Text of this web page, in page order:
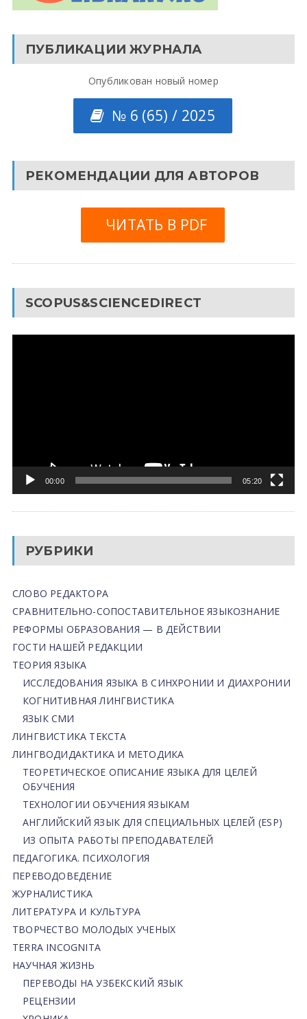
ПУБЛИКАЦИИ ЖУРНАЛА
Опубликован новый номер
№ 6 (65) / 2025
РЕКОМЕНДАЦИИ ДЛЯ АВТОРОВ
ЧИТАТЬ В PDF
SCOPUS&SCIENCEDIRECT
00:00 05:20
РУБРИКИ
СЛОВО РЕДАКТОРА
СРАВНИТЕЛЬНО-СОПОСТАВИТЕЛЬНОЕ ЯЗЫКОЗНАНИЕ
РЕФОРМЫ ОБРАЗОВАНИЯ — В ДЕЙСТВИИ
ГОСТИ НАШЕЙ РЕДАКЦИИ
ТЕОРИЯ ЯЗЫКА
ИССЛЕДОВАНИЯ ЯЗЫКА В СИНХРОНИИ И ДИАХРОНИИ
КОГНИТИВНАЯ ЛИНГВИСТИКА
ЯЗЫК СМИ
ЛИНГВИСТИКА ТЕКСТА
ЛИНГВОДИДАКТИКА И МЕТОДИКА
ТЕОРЕТИЧЕСКОЕ ОПИСАНИЕ ЯЗЫКА ДЛЯ ЦЕЛЕЙ
ОБУЧЕНИЯ
ТЕХНОЛОГИИ ОБУЧЕНИЯ ЯЗЫКАМ
АНГЛИЙСКИЙ ЯЗЫК ДЛЯ СПЕЦИАЛЬНЫХ ЦЕЛЕЙ (ESP)
ИЗ ОПЫТА РАБОТЫ ПРЕПОДАВАТЕЛЕЙ
ПЕДАГОГИКА. ПСИХОЛОГИЯ
ПЕРЕВОДОВЕДЕНИЕ
ЖУРНАЛИСТИКА
ЛИТЕРАТУРА И КУЛЬТУРА
ТВОРЧЕСТВО МОЛОДЫХ УЧЕНЫХ
TERRA INCOGNITA
НАУЧНАЯ ЖИЗНЬ
ПЕРЕВОДЫ НА УЗБЕКСКИЙ ЯЗЫК
РЕЦЕНЗИИ